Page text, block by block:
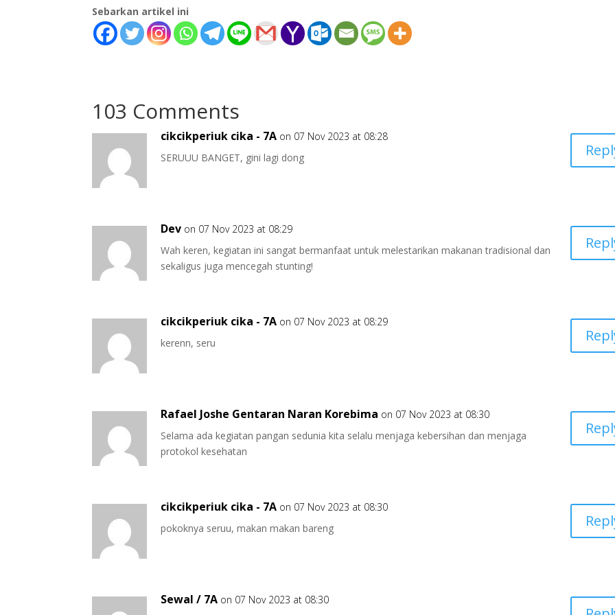
Sebarkan artikel ini
103 Comments
cikcikperiuk cika - 7A on 07 Nov 2023 at 08:28
SERUUU BANGET, gini lagi dong
Dev on 07 Nov 2023 at 08:29
Wah keren, kegiatan ini sangat bermanfaat untuk melestarikan makanan tradisional dan
sekaligus juga mencegah stunting!
cikcikperiuk cika - 7A on 07 Nov 2023 at 08:29
kerenn, seru
Rafael Joshe Gentaran Naran Korebima on 07 Nov 2023 at 08:30
Selama ada kegiatan pangan sedunia kita selalu menjaga kebersihan dan menjaga
protokol kesehatan
cikcikperiuk cika - 7A on 07 Nov 2023 at 08:30
pokoknya seruu, makan makan bareng
Sewal / 7A on 07 Nov 2023 at 08:30